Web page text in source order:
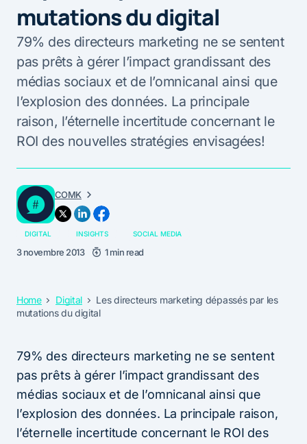
mutations du digital
79% des directeurs marketing ne se sentent
pas prêts à gérer l’impact grandissant des
médias sociaux et de l’omnicanal ainsi que
l’explosion des données. La principale
raison, l’éternelle incertitude concernant le
ROI des nouvelles stratégies envisagées!
COMK
DIGITAL INSIGHTS SOCIAL MEDIA
3 novembre 2013 1 min read
Home Digital
Les directeurs marketing dépassés par les
mutations du digital
79% des directeurs marketing ne se sentent
pas prêts à gérer l’impact grandissant des
médias sociaux et de l’omnicanal ainsi que
l’explosion des données. La principale raison,
l’éternelle incertitude concernant le ROI des